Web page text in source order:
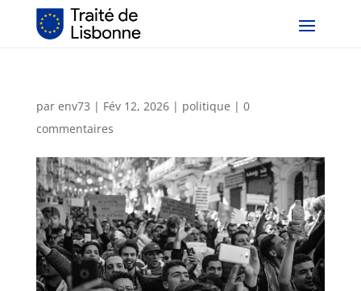
par env73 | Fév 12, 2026| politique | 0
commentaires